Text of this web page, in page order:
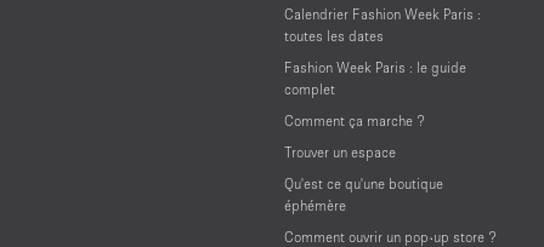
Calendrier Fashion Week Paris :
toutes les dates
Fashion Week Paris : le guide
complet
Comment ça marche ?
Trouver un espace
Qu'est ce qu'une boutique
éphémère
Comment ouvrir un pop-up store ?